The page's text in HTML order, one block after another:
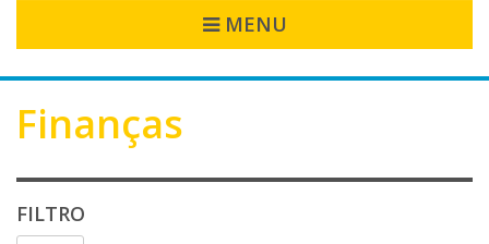
MENU
Finanças
FILTRO